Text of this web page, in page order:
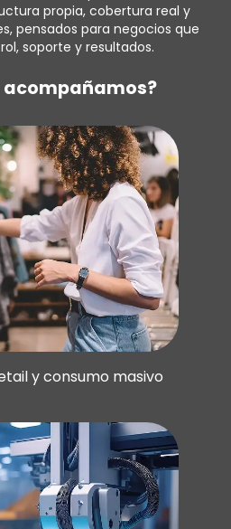
propia, cobertura real y
pensados para negocios que
soporte y resultados.
acompañamos?
y consumo masivo